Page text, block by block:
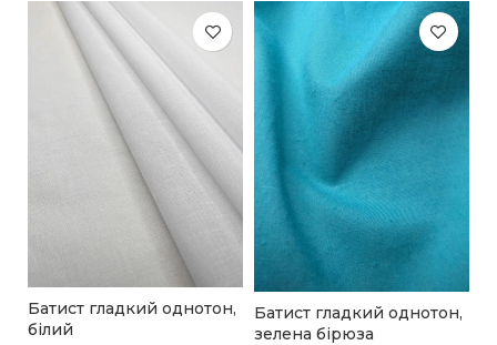
Батист гладкий однотон,
білий
Батист гладкий однотон,
зелена бірюза